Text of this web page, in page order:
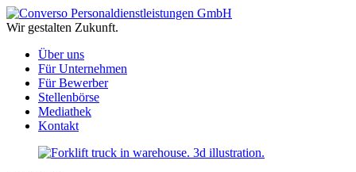
Wir gestalten Zukunft.
Über uns
Für Unternehmen
Für Bewerber
Stellenbörse
Mediathek
Kontakt